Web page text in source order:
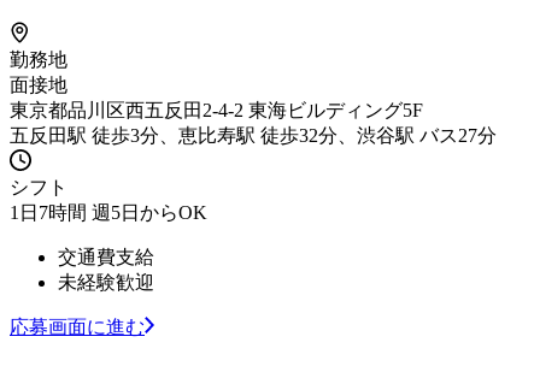
勤務地
面接地
東京都品川区西五反田2-4-2 東海ビルディング5F
五反田駅 徒歩3分、恵比寿駅 徒歩32分、渋谷駅 バス27分
シフト
1日7時間 週5日からOK
交通費支給
未経験歓迎
応募画面に進む